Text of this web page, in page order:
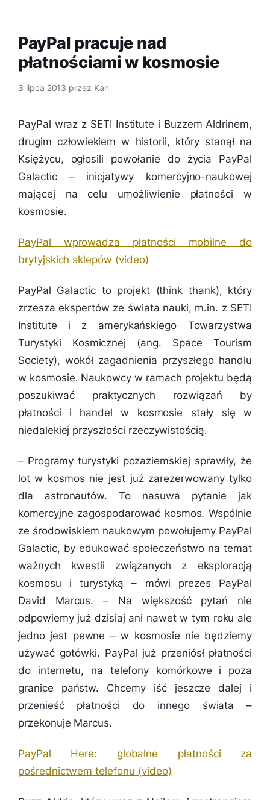
PayPal pracuje nad
płatnościami w kosmosie
3 lipca 2013 przez Kan
PayPal wraz z SETI Institute i Buzzem Aldrinem,
drugim człowiekiem w historii, który stanął na
Księżycu, ogłosili powołanie do życia PayPal
Galactic – inicjatywy komercyjno-naukowej
mającej na celu umożliwienie płatności w
kosmosie.
PayPal wprowadza płatności mobilne do
brytyjskich sklepów (video)
PayPal Galactic to projekt (think thank), który
zrzesza ekspertów ze świata nauki, m.in. z SETI
Institute i z amerykańskiego Towarzystwa
Turystyki Kosmicznej (ang. Space Tourism
Society), wokół zagadnienia przyszłego handlu
w kosmosie. Naukowcy w ramach projektu będą
poszukiwać praktycznych rozwiązań by
płatności i handel w kosmosie stały się w
niedalekiej przyszłości rzeczywistością.
– Programy turystyki pozaziemskiej sprawiły, że
lot w kosmos nie jest już zarezerwowany tylko
dla astronautów. To nasuwa pytanie jak
komercyjne zagospodarować kosmos. Wspólnie
ze środowiskiem naukowym powołujemy PayPal
Galactic, by edukować społeczeństwo na temat
ważnych kwestii związanych z eksploracją
kosmosu i turystyką – mówi prezes PayPal
David Marcus. – Na większość pytań nie
odpowiemy już dzisiaj ani nawet w tym roku ale
jedno jest pewne – w kosmosie nie będziemy
używać gotówki. PayPal już przeniósł płatności
do internetu, na telefony komórkowe i poza
granice państw. Chcemy iść jeszcze dalej i
przenieść płatności do innego świata –
przekonuje Marcus.
PayPal Here: globalne płatności za
pośrednictwem telefonu (video)